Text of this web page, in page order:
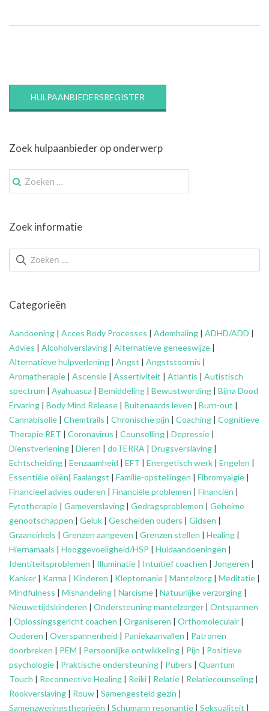
HULPAANBIEDERSREGISTER
Zoek hulpaanbieder op onderwerp
Zoek
naar:
Zoek informatie
Categorieën
Aandoening | Acces Body Processes | Ademhaling | ADHD/ADD |
Advies | Alcoholverslaving | Alternatieve geneeswijze |
Alternatieve hulpverlening | Angst | Angststoornis |
Aromatherapie | Ascensie | Assertiviteit | Atlantis | Autistisch
spectrum | Ayahuasca | Bemiddeling | Bewustwording | Bijna Dood
Ervaring | Body Mind Release | Buitenaards leven | Burn-out |
Cannabisolie | Chemtrails | Chronische pijn | Coaching | Cognitieve
Therapie RET | Coronavirus | Counselling | Depressie |
Dienstverlening | Dieren | doTERRA | Drugsverslaving |
Echtscheiding | Eenzaamheid | EFT | Energetisch werk | Engelen |
Essentiële oliën| Faalangst | Familie-opstellingen | Fibromyalgie |
Financieel advies ouderen | Financiële problemen | Financiën |
Fytotherapie | Gameverslaving | Gedragsproblemen | Geheime
genootschappen | Geluk | Gescheiden ouders | Gidsen |
Graancirkels | Grenzen aangeven | Grenzen stellen | Healing |
Hiernamaals | Hooggevoeligheid/HSP | Huidaandoeningen |
Identiteitsproblemen | Illuminatie | Intuïtief coachen | Jongeren |
Kanker | Karma | Kinderen | Kleptomanie | Mantelzorg | Meditatie |
Mindfulness | Mishandeling | Narcisme | Natuurlijke verzorging |
Nieuwetijdskinderen | Ondersteuningmantelzorger | Ontspannen
| Oplossingsgericht coachen | Organiseren | Orthomoleculair |
Ouderen | Overspannenheid | Paniekaanvallen | Patronen
doorbreken | PEM | Persoonlijke ontwikkeling | Pijn | Positieve
psychologie | Praktische ondersteuning | Pubers | Quantum
Touch | Reconnective Healing | Reiki | Relatie | Relatiecounseling |
Rookverslaving | Rouw | Samengesteld gezin |
Samenzweringstheorieën | Schumann resonantie | Seksualiteit |